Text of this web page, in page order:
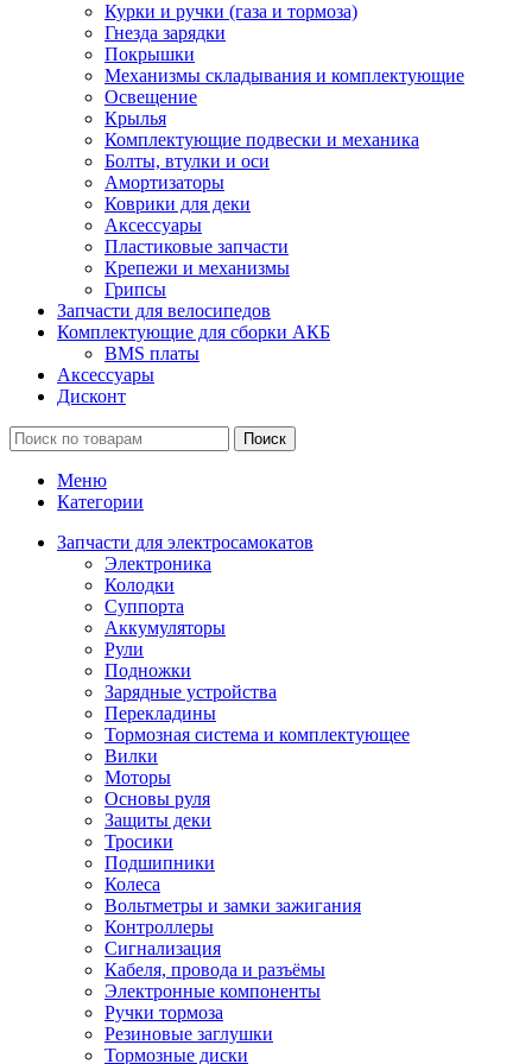
Курки и ручки (газа и тормоза)
Гнезда зарядки
Покрышки
Механизмы складывания и комплектующие
Освещение
Крылья
Комплектующие подвески и механика
Болты, втулки и оси
Амортизаторы
Коврики для деки
Аксессуары
Пластиковые запчасти
Крепежи и механизмы
Грипсы
Запчасти для велосипедов
Комплектующие для сборки АКБ
BMS платы
Аксессуары
Дисконт
Поиск
Меню
Категории
Запчасти для электросамокатов
Электроника
Колодки
Суппорта
Аккумуляторы
Рули
Подножки
Зарядные устройства
Перекладины
Тормозная система и комплектующее
Вилки
Моторы
Основы руля
Защиты деки
Тросики
Подшипники
Колеса
Вольтметры и замки зажигания
Контроллеры
Сигнализация
Кабеля, провода и разъёмы
Электронные компоненты
Ручки тормоза
Резиновые заглушки
Тормозные диски